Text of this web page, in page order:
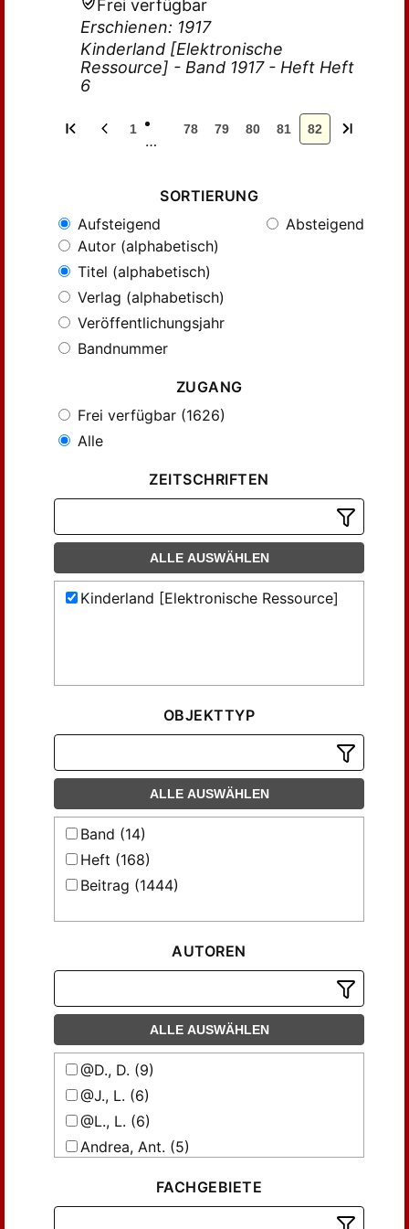
Frei verfügbar
Erschienen: 1917
Kinderland [Elektronische
Ressource] - Band 1917 - Heft Heft
6
1
…
78 79 80 81 82
SORTIERUNG
Aufsteigend
Absteigend
Autor (alphabetisch)
Titel (alphabetisch)
Verlag (alphabetisch)
Veröffentlichungsjahr
Bandnummer
ZUGANG
Frei verfügbar (1626)
Alle
ZEITSCHRIFTEN
ALLE AUSWÄHLEN
Kinderland [Elektronische Ressource]
OBJEKTTYP
ALLE AUSWÄHLEN
Band (14)
Heft (168)
Beitrag (1444)
AUTOREN
ALLE AUSWÄHLEN
@D., D. (9)
@J., L. (6)
@L., L. (6)
Andrea, Ant. (5)
Arnold, Emma J. (3)
FACHGEBIETE